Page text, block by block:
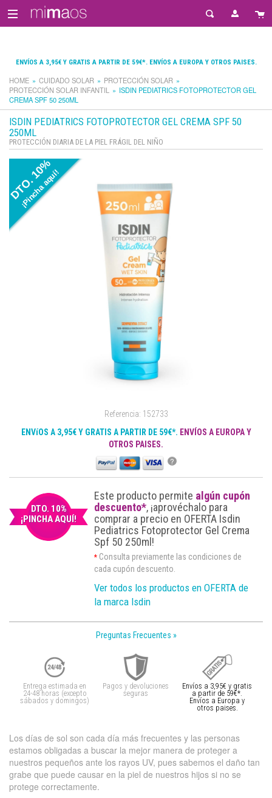
ENVÍOS A 3,95€ Y GRATIS A PARTIR DE 59€*. ENVÍOS A EUROPA Y OTROS PAISES.
HOME CUIDADO SOLAR
PROTECCIÓN SOLAR
PROTECCIÓN SOLAR INFANTIL
ISDIN PEDIATRICS FOTOPROTECTOR GEL
CREMA SPF 50 250ML
ISDIN PEDIATRICS FOTOPROTECTOR GEL CREMA SPF 50
250ML
PROTECCIÓN DIARIA DE LA PIEL FRÁGIL DEL NIÑO
DTO. 10%
¡Pincha aquí!
Referencia: 152733
ENVíOS A 3,95€ Y GRATIS A PARTIR DE 59€*. ENVÍOS A EUROPA Y
OTROS PAISES.
?
DTO. 10%
¡PINCHA AQUÍ!
Este producto permite algún cupón
descuento*, ¡aprovéchalo para
comprar a precio en OFERTA Isdin
Pediatrics Fotoprotector Gel Crema
Spf 50 250ml!
* Consulta previamente las condiciones de
cada cupón descuento.
Ver todos los productos en OFERTA de
la marca Isdin
Preguntas Frecuentes »
Entrega estimada en
24-48 horas (excepto
sábados y domingos)
Pagos y devoluciones
seguras
Envíos a 3,95€ y gratis
a partir de 59€*.
Envíos a Europa y
otros paises.
Los días de sol son cada día más frecuentes y las personas
estamos obligadas a buscar la mejor manera de proteger a
nuestros pequeños ante los rayos UV, pues sabemos el daño tan
grabe que puede causar en la piel de nuestros hijos si no se
protege correctamente.